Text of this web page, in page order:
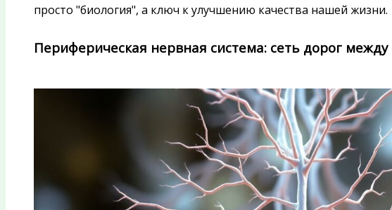
просто "биология", а ключ к улучшению качества нашей жизни.
Периферическая нервная система: сеть дорог